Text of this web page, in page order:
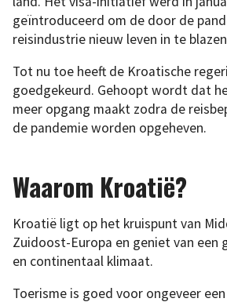
geïntroduceerd om de door de
reisindustrie nieuw leven in te
Tot nu toe heeft de Kroatische
goedgekeurd. Gehoopt wordt dat
meer opgang maakt zodra de
de pandemie worden opgeheven.
Waarom Kroatië?
Kroatië ligt op het kruispunt van
Zuidoost-Europa en geniet van een
en continentaal klimaat.
Toerisme is goed voor ongeveer